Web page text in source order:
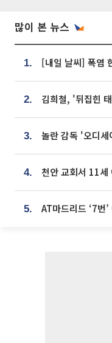
많이 본 뉴스
1.
2.
3.
4.
5.